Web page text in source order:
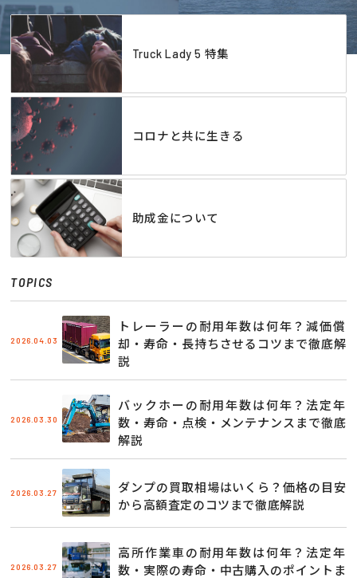
Truck Lady 5 特集
コロナと共に生きる
助成金について
TOPICS
2026.04.03
トレーラーの耐用年数は何年？減価償
却・寿命・長持ちさせるコツまで徹底解
説
2026.03.30
バックホーの耐用年数は何年？法定年
数・寿命・点検・メンテナンスまで徹底
解説
2026.03.27
ダンプの買取相場はいくら？価格の目安
から高額査定のコツまで徹底解説
2026.03.27
高所作業車の耐用年数は何年？法定年
数・実際の寿命・中古購入のポイントま